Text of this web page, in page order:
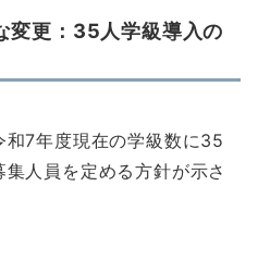
変更：35人学級導入の
7年度現在の学級数に35
人員を定める方針が示さ